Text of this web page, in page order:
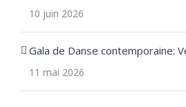
10 juin 2026
Gala de Danse contemporaine:
11 mai 2026